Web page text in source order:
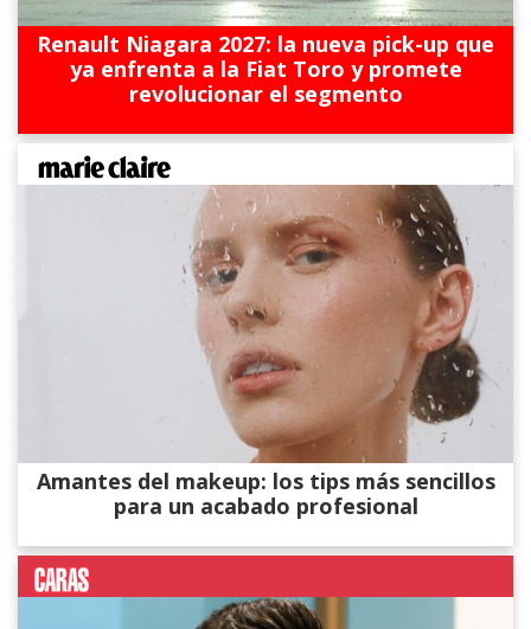
Renault Niagara 2027: la nueva pick-up que
ya enfrenta a la Fiat Toro y promete
revolucionar el segmento
Amantes del makeup: los tips más sencillos
para un acabado profesional